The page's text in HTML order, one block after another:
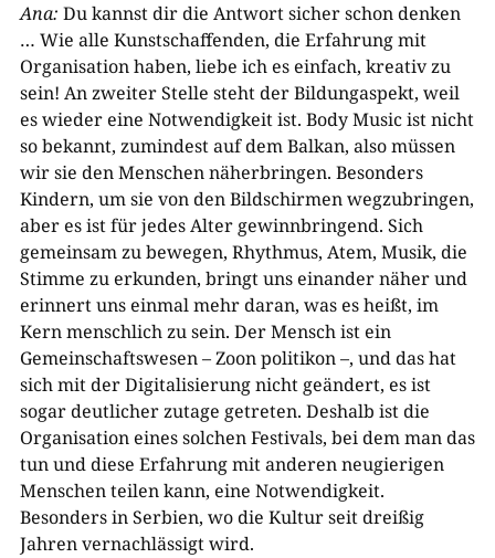
Ana: Du kannst dir die Antwort sicher schon denken
… Wie alle Kunstschaffenden, die Erfahrung mit
Organisation haben, liebe ich es einfach, kreativ zu
sein! An zweiter Stelle steht der Bildungaspekt, weil
es wieder eine Notwendigkeit ist. Body Music ist nicht
so bekannt, zumindest auf dem Balkan, also müssen
wir sie den Menschen näherbringen. Besonders
Kindern, um sie von den Bildschirmen wegzubringen,
aber es ist für jedes Alter gewinnbringend. Sich
gemeinsam zu bewegen, Rhythmus, Atem, Musik, die
Stimme zu erkunden, bringt uns einander näher und
erinnert uns einmal mehr daran, was es heißt, im
Kern menschlich zu sein. Der Mensch ist ein
Gemeinschaftswesen – Zoon politikon –, und das hat
sich mit der Digitalisierung nicht geändert, es ist
sogar deutlicher zutage getreten. Deshalb ist die
Organisation eines solchen Festivals, bei dem man das
tun und diese Erfahrung mit anderen neugierigen
Menschen teilen kann, eine Notwendigkeit.
Besonders in Serbien, wo die Kultur seit dreißig
Jahren vernachlässigt wird.